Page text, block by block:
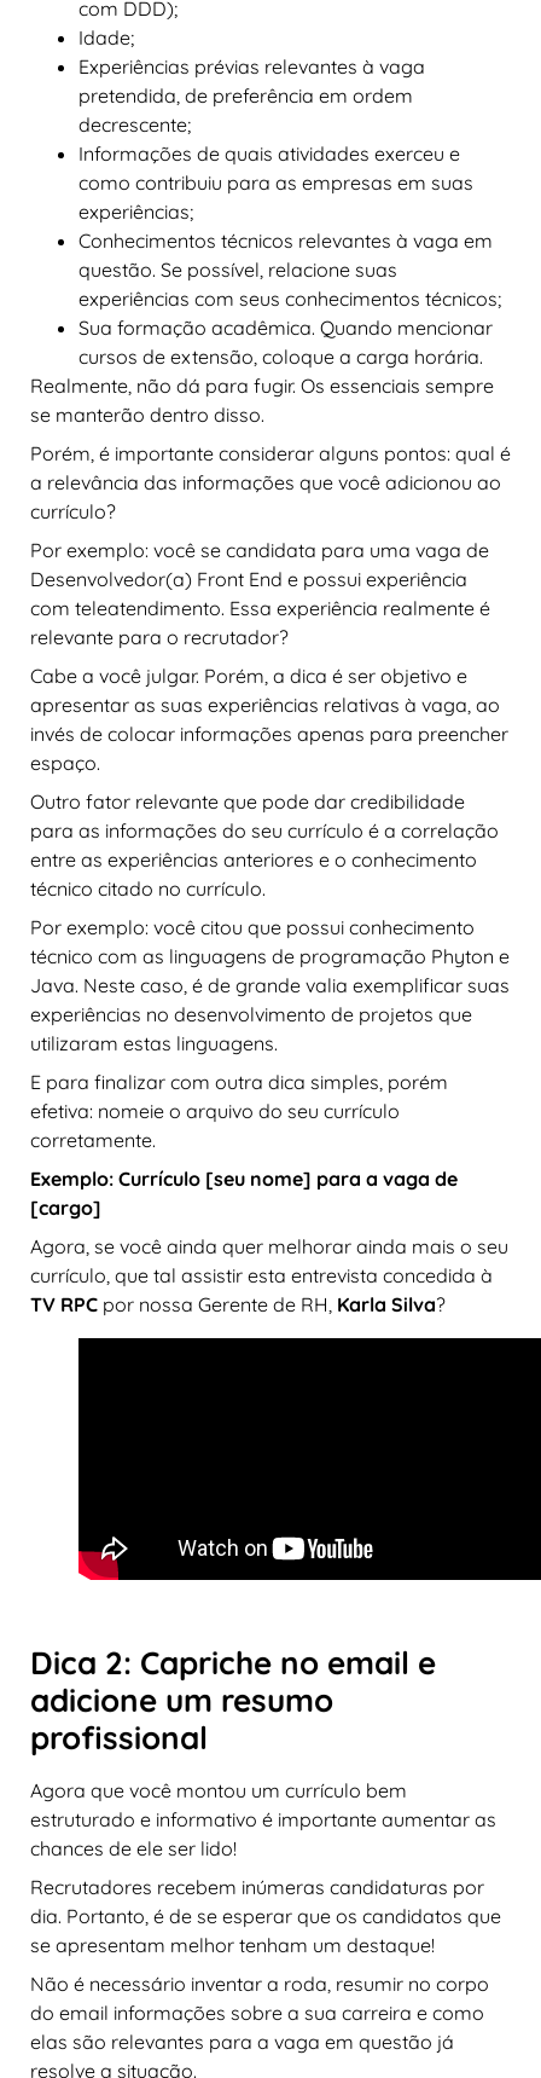
com DDD);
Idade;
Experiências prévias relevantes à vaga
pretendida, de preferência em ordem
decrescente;
Informações de quais atividades exerceu e
como contribuiu para as empresas em suas
experiências;
Conhecimentos técnicos relevantes à vaga em
questão. Se possível, relacione suas
experiências com seus conhecimentos técnicos;
Sua formação acadêmica. Quando mencionar
cursos de extensão, coloque a carga horária.
Realmente, não dá para fugir. Os essenciais sempre
se manterão dentro disso.
Porém, é importante considerar alguns pontos: qual é
a relevância das informações que você adicionou ao
currículo?
Por exemplo: você se candidata para uma vaga de
Desenvolvedor(a) Front End e possui experiência
com teleatendimento. Essa experiência realmente é
relevante para o recrutador?
Cabe a você julgar. Porém, a dica é ser objetivo e
apresentar as suas experiências relativas à vaga, ao
invés de colocar informações apenas para preencher
espaço.
Outro fator relevante que pode dar credibilidade
para as informações do seu currículo é a correlação
entre as experiências anteriores e o conhecimento
técnico citado no currículo.
Por exemplo: você citou que possui conhecimento
técnico com as linguagens de programação Phyton e
Java. Neste caso, é de grande valia exemplificar suas
experiências no desenvolvimento de projetos que
utilizaram estas linguagens.
E para finalizar com outra dica simples, porém
efetiva: nomeie o arquivo do seu currículo
corretamente.
Exemplo: Currículo [seu nome] para a vaga de
[cargo]
Agora, se você ainda quer melhorar ainda mais o seu
currículo, que tal assistir esta entrevista concedida à
TV RPC por nossa Gerente de RH, Karla Silva?
Dica 2: Capriche no email e
adicione um resumo
profissional
Agora que você montou um currículo bem
estruturado e informativo é importante aumentar as
chances de ele ser lido!
Recrutadores recebem inúmeras candidaturas por
dia. Portanto, é de se esperar que os candidatos que
se apresentam melhor tenham um destaque!
Não é necessário inventar a roda, resumir no corpo
do email informações sobre a sua carreira e como
elas são relevantes para a vaga em questão já
resolve a situação.